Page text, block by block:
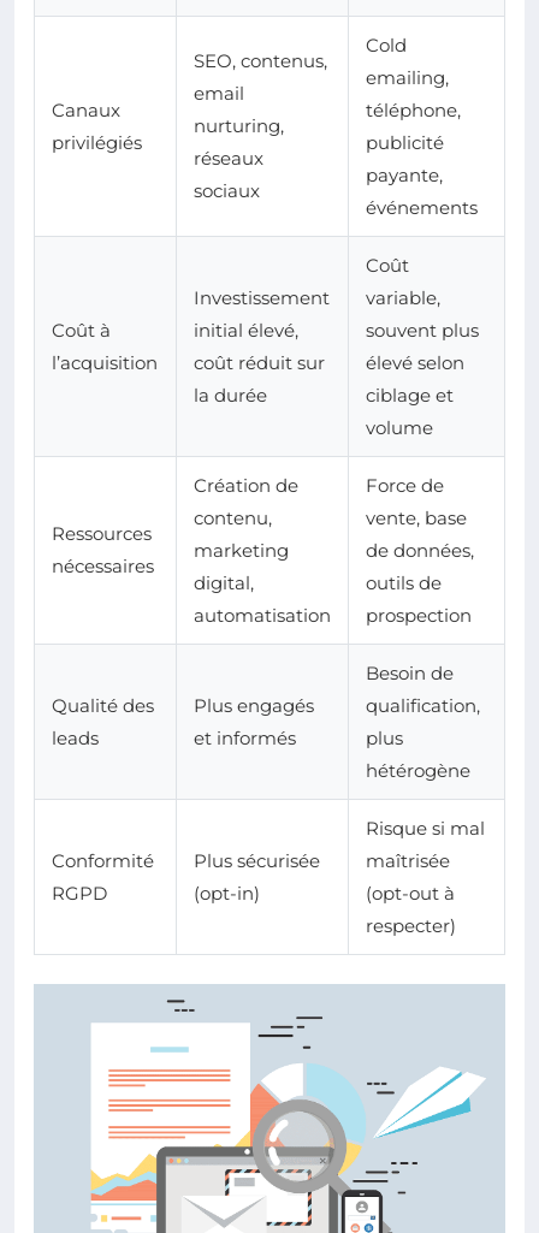
Canaux
privilégiés
SEO, contenus,
email
nurturing,
réseaux
sociaux
Cold
emailing,
téléphone,
publicité
payante,
événements
Coût à
l’acquisition
Investissement
initial élevé,
coût réduit sur
la durée
Coût
variable,
souvent plus
élevé selon
ciblage et
volume
Ressources
nécessaires
Création de
contenu,
marketing
digital,
automatisation
Force de
vente, base
de données,
outils de
prospection
Qualité des
leads
Plus engagés
et informés
Besoin de
qualification,
plus
hétérogène
Conformité
RGPD
Plus sécurisée
(opt-in)
Risque si mal
maîtrisée
(opt-out à
respecter)